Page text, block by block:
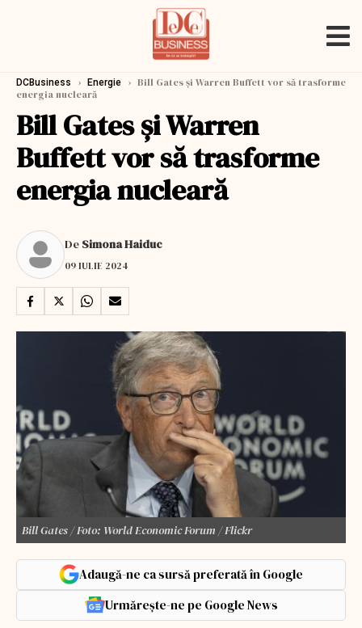
DCBusiness › Energie › Bill Gates și Warren Buffett vor să trasforme
energia nucleară
Bill Gates și Warren
Buffett vor să trasforme
energia nucleară
De Simona Haiduc
09 IULIE 2024
Bill Gates / Foto: World Economic Forum / Flickr
Adaugă-ne ca sursă preferată în Google
Urmărește-ne pe Google News